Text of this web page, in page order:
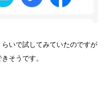
いで試してみていたのですが
そうです。